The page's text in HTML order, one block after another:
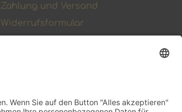
Zahlung und Versand
Widerrufsformular